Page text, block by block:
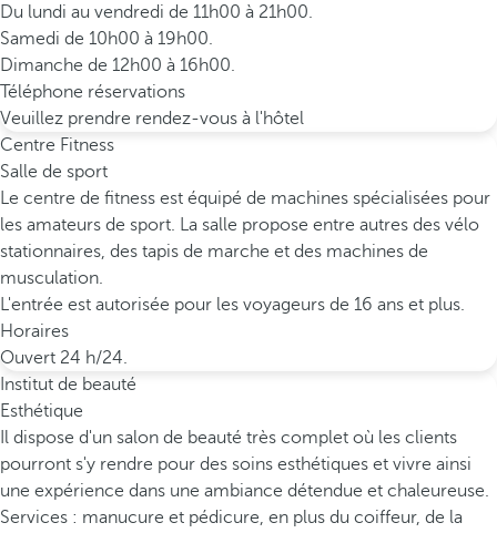
Du lundi au vendredi de 11h00 à 21h00.
Samedi de 10h00 à 19h00.
Dimanche de 12h00 à 16h00.
Téléphone réservations
Veuillez prendre rendez-vous à l'hôtel
Centre Fitness
Salle de sport
Le centre de fitness est équipé de machines spécialisées pour
les amateurs de sport. La salle propose entre autres des vélo
stationnaires, des tapis de marche et des machines de
musculation.
L'entrée est autorisée pour les voyageurs de 16 ans et plus.
Horaires
Ouvert 24 h/24.
Institut de beauté
Esthétique
Il dispose d'un salon de beauté très complet où les clients
pourront s'y rendre pour des soins esthétiques et vivre ainsi
une expérience dans une ambiance détendue et chaleureuse.
Services : manucure et pédicure, en plus du coiffeur, de la